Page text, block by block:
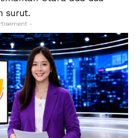
surut.
-